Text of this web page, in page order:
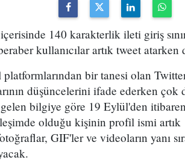
140 karakterlik ileti giriş
kullanıcılar artık tweet
bir tanesi olan
düşüncelerini ifade ederken çok
bilgiye göre 19 Eylül'den
olduğu kişinin profil ismi
GIF'ler ve videoların yanı